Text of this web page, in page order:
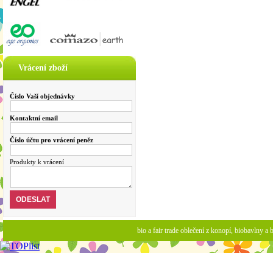
Vrácení zboží
Číslo Vaší objednávky
Kontaktní email
Číslo účtu pro vrácení peněz
Produkty k vrácení
bio a fair trade oblečení z konopí, biobavlny a